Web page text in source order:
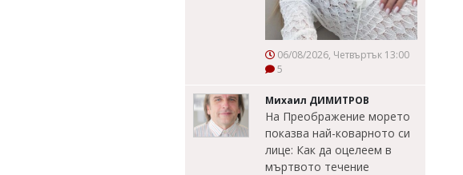
06/08/2026, Четвъртък 13:00
5
Михаил ДИМИТРОВ
На Преображение морето
показва най-коварното си
лице: Как да оцелеем в
мъртвото течение